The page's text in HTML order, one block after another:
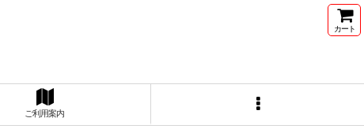
カート
ご利用案内